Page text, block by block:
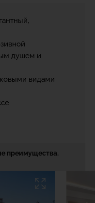
душем и
видами
преимущества.